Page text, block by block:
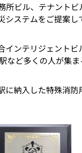
所ビル、テナントビ
システムをご提案し
インテリジェントビ
など多くの人が集
に納入した特殊消防